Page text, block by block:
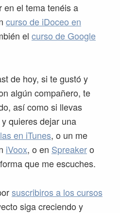
en el tema tenéis a
curso de iDoceo en
el curso de Google
de hoy, si te gustó y
algún compañero, te
así como si llevas
quieres dejar una
en iTunes, o un me
iVoox, o en Spreakero
que me escuches.
suscribiros a los cursos
siga creciendo y